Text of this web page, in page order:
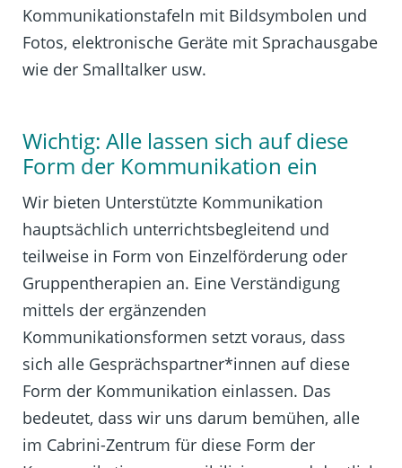
Kommunikationstafeln mit Bildsymbolen und
Fotos, elektronische Geräte mit Sprachausgabe
wie der Smalltalker usw.
Wichtig: Alle lassen sich auf diese
Form der Kommunikation ein
Wir bieten Unterstützte Kommunikation
hauptsächlich unterrichtsbegleitend und
teilweise in Form von Einzelförderung oder
Gruppentherapien an. Eine Verständigung
mittels der ergänzenden
Kommunikationsformen setzt voraus, dass
sich alle Gesprächspartner*innen auf diese
Form der Kommunikation einlassen. Das
bedeutet, dass wir uns darum bemühen, alle
im Cabrini-Zentrum für diese Form der